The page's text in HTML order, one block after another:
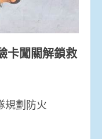
卡闖關解鎖救
規劃防火